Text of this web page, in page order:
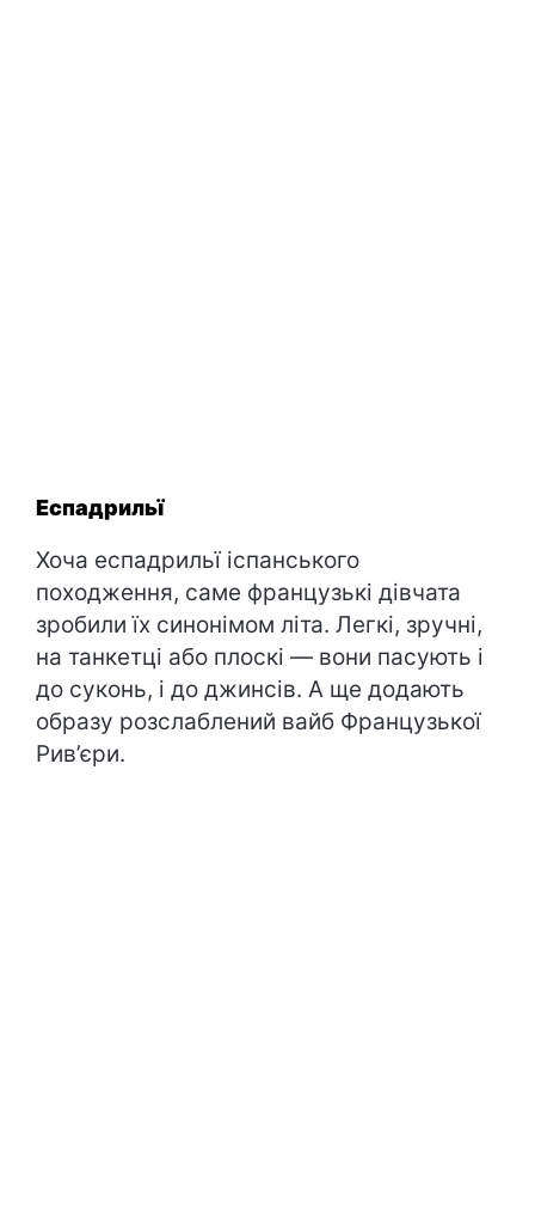
Еспадрильї
Хоча еспадрильї іспанського
походження, саме французькі дівчата
зробили їх синонімом літа. Легкі, зручні,
на танкетці або плоскі — вони пасують і
до суконь, і до джинсів. А ще додають
образу розслаблений вайб Французької
Рив’єри.